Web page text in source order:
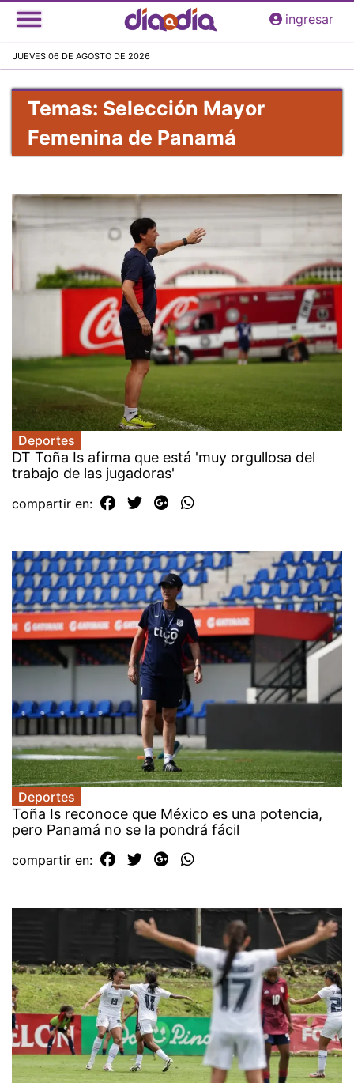
Pasar
al
principal
ingresar
JUEVES 06 DE AGOSTO DE 2026
Temas: Selección Mayor
Femenina de Panamá
Deportes
DT Toña Is afirma que está 'muy orgullosa del
trabajo de las jugadoras'
compartir en:
Deportes
Toña Is reconoce que México es una potencia,
pero Panamá no se la pondrá fácil
compartir en: